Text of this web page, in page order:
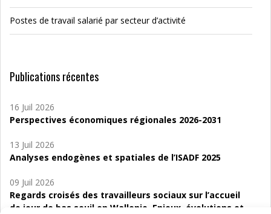
Postes de travail salarié par secteur d’activité
Publications récentes
16 Juil 2026
Perspectives économiques régionales 2026-2031
13 Juil 2026
Analyses endogènes et spatiales de l’ISADF 2025
09 Juil 2026
Regards croisés des travailleurs sociaux sur l’accueil
de jour de bas seuil en Wallonie. Enjeux, évolutions et